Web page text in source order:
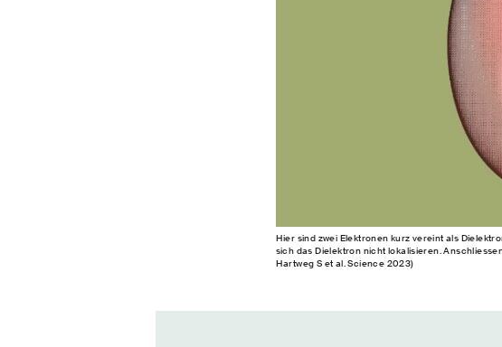
Hier sind zwei Elektronen kurz vereint als
sich das Dielektron nicht lokalisieren.
Hartweg S et al. Science 2023)